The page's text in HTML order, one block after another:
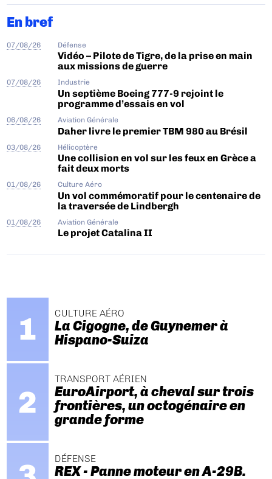
En bref
07/08/26 Défense
Vidéo – Pilote de Tigre, de la prise en main
aux missions de guerre
07/08/26 Industrie
Un septième Boeing 777-9 rejoint le
programme d’essais en vol
06/08/26 Aviation Générale
Daher livre le premier TBM 980 au Brésil
03/08/26 Hélicoptère
Une collision en vol sur les feux en Grèce a
fait deux morts
01/08/26 Culture Aéro
Un vol commémoratif pour le centenaire de
la traversée de Lindbergh
01/08/26 Aviation Générale
Le projet Catalina II
CULTURE AÉRO
La Cigogne, de Guynemer à
Hispano-Suiza
TRANSPORT AÉRIEN
EuroAirport, à cheval sur trois
frontières, un octogénaire en
grande forme
DÉFENSE
REX - Panne moteur en A-29B.